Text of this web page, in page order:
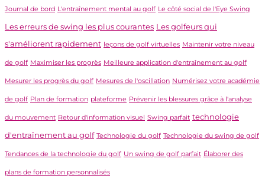
Journal de bord L'entraînement mental au golf Le côté social de l'Eye Swing
Les erreurs de swing les plus courantes Les golfeurs qui
s'améliorent rapidement leçons de golf virtuelles Maintenir votre niveau
de golf Maximiser les progrès Meilleure application d'entraînement au golf
Mesurer les progrès du golf Mesures de l'oscillation Numérisez votre académie
de golf Plan de formation plateforme Prévenir les blessures grâce à l'analyse
du mouvement Retour d'information visuel Swing parfait technologie
d'entraînement au golf Technologie du golf Technologie du swing de golf
Tendances de la technologie du golf Un swing de golf parfait Élaborer des
plans de formation personnalisés